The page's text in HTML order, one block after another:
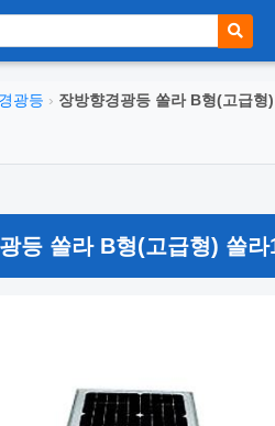
경광등 › 장방향경광등 쏠라 B형(고급
등 쏠라 B형(고급형) 쏠